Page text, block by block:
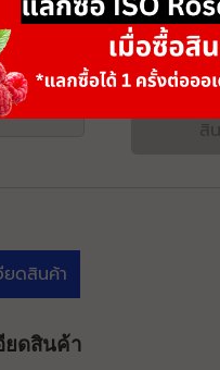
จำนวน
ยดสินค้า
ยดสินค้า